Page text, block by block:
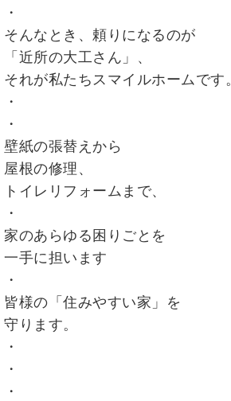
・
そんなとき、頼りになるのが
「近所の大工さん」、
それが私たちスマイルホームです。
・
・
壁紙の張替えから
屋根の修理、
トイレリフォームまで、
・
家のあらゆる困りごとを
一手に担います
・
皆様の「住みやすい家」を
守ります。
・
・
・